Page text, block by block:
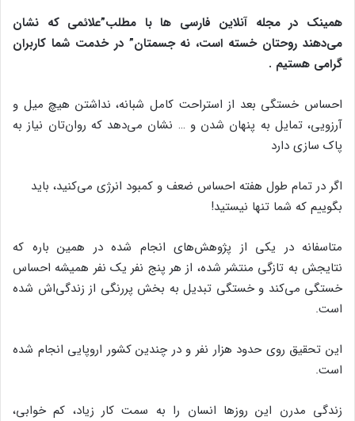
همینک در مجله آنلاین فارسی ها با مطلب”علائمی که نشان
می‌دهند روحتان خسته است، نه جسمتان” در خدمت شما کاربران
گرامی هستیم .
احساس خستگی بعد از استراحت کامل شبانه، نداشتن هیچ میل و
آرزویی، تمایل به پنهان شدن و … نشان می‌دهد که روان‌تان نیاز به
پاک سازی دارد
اگر در تمام طول هفته احساس ضعف و کمبود انرژی می‌کنید، باید
بگوییم که شما تنها نیستید!
متاسفانه در یکی از پژوهش‌های انجام شده در همین باره که
نتایجش به تازگی منتشر شده، از هر پنج نفر یک نفر همیشه احساس
خستگی می‌کند و خستگی تبدیل به بخش پررنگی از زندگی‌اش شده
است.
این تحقیق روی حدود هزار نفر و در چندین کشور اروپایی انجام شده
است.
زندگی مدرن این روزها انسان را به سمت کار زیاد، کم خوابی،